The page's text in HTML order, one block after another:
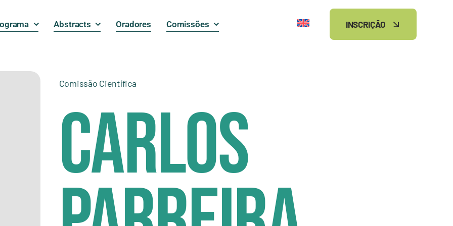
Abstracts Oradores Comissões INSCRIÇÃO
Comissão Científica
Carlos